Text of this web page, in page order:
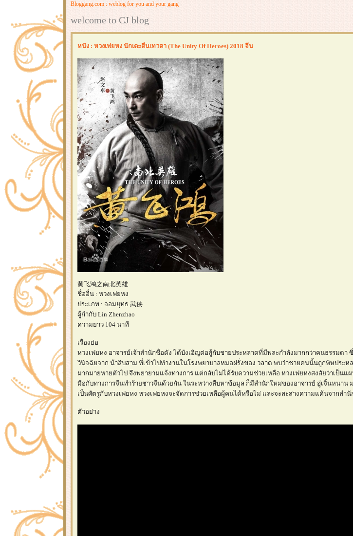
Bloggang.com : weblog for you and your gang
welcome to CJ blog
หนัง : หวงเฟยหง นักเตะตีนเทวดา (The Unity Of Heroes) 2018 จีน
黄飞鸿之南北英雄
ชื่ออื่น : หวงเฟยหง
ประเภท : จอมยุทธ 武侠
ผู้กำกับ Lin Zhenzhao
ความยาว 104 นาที
เรื่องย่อ
หวงเฟยหง อาจารย์เจ้าสำนักชื่อดัง ได้บังเอิญต่อสู้กับชายประหลาดที่มีพละกำลังมากกว่าคนธรรมด
วินิจฉัยจาก น้าสิบสาม ที่เข้าไปทำงานในโรงพยาบาลหมอฝรั่งของ วลาด พบว่าชายคนนั้นถูกพิษประห
มากมายหายตัวไป จึงพยายามแจ้งทางการ แต่กลับไม่ได้รับความช่วยเหลือ หวงเฟยหงสงสัยว่าเป็นแ
มือกับทางการจีนทำร้ายชาวจีนด้วยกัน ในระหว่างสืบหาข้อมูล ก็มีสำนักใหม่ของอาจารย์ อู๋เจิ้นหนาน
เป็นศัตรูกับหวงเฟยหง หวงเฟยหงจะจัดการช่วยเหลือผู้คนได้หรือไม่ และจะสะสางความแค้นจากสำ
ตัวอย่าง